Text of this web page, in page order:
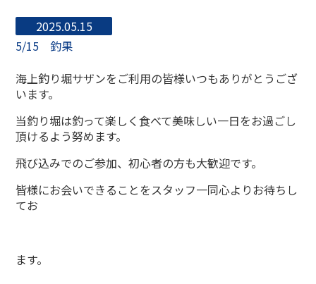
2025.05.15
5/15 釣果
海上釣り堀サザンをご利用の皆様いつもありがとうござ
います。
当釣り堀は釣って楽しく食べて美味しい一日をお過ごし
頂けるよう努めます。
飛び込みでのご参加、初心者の方も大歓迎です。
皆様にお会いできることをスタッフ一同心よりお待ちし
てお
ます。